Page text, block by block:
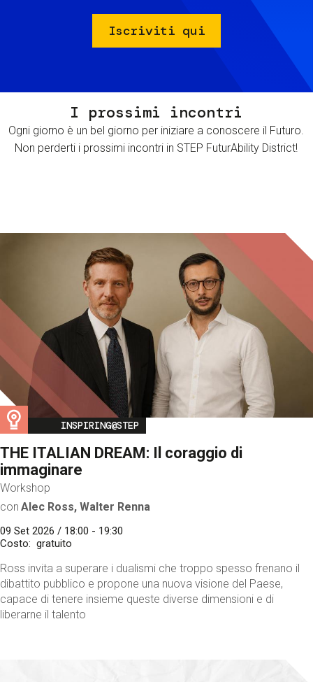
Iscriviti qui
I prossimi incontri
Ogni giorno è un bel giorno per iniziare a conoscere il Futuro.
Non perderti i prossimi incontri in STEP FuturAbility District!
Image
INSPIRING@STEP
THE ITALIAN DREAM: Il coraggio di
immaginare
Workshop
con Alec Ross, Walter Renna
09 Set 2026 / 18:00 - 19:30
Costo
gratuito
Ross invita a superare i dualismi che troppo spesso frenano il
dibattito pubblico e propone una nuova visione del Paese,
capace di tenere insieme queste diverse dimensioni e di
liberarne il talento